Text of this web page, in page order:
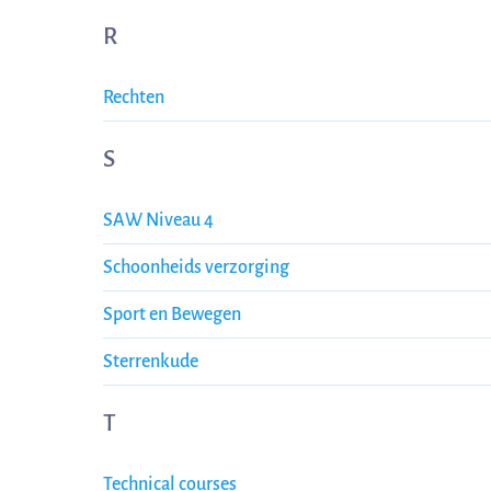
R
Rechten
S
SAW Niveau 4
Schoonheids verzorging
Sport en Bewegen
Sterrenkude
T
Technical courses